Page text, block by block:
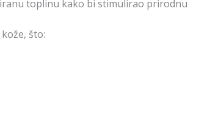
toplinu kako bi stimulirao prirodnu
što: